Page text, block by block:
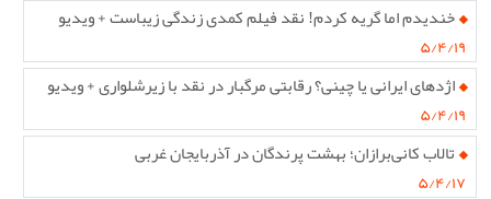
خندیدم اما گریه کردم! نقد فیلم کمدی زندگی زیباست + ویدیو
۵/۴/۱۹
اژدهای ایرانی یا چینی؟ رقابتی مرگبار در نقد با زیرشلواری + ویدیو
۵/۴/۱۹
تالاب کانی‌برازان؛ بهشت پرندگان در آذربایجان غربی
۵/۴/۱۷